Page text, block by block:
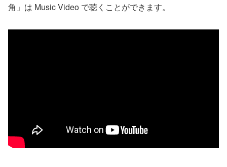
角」は Music Video で聴くことができます。